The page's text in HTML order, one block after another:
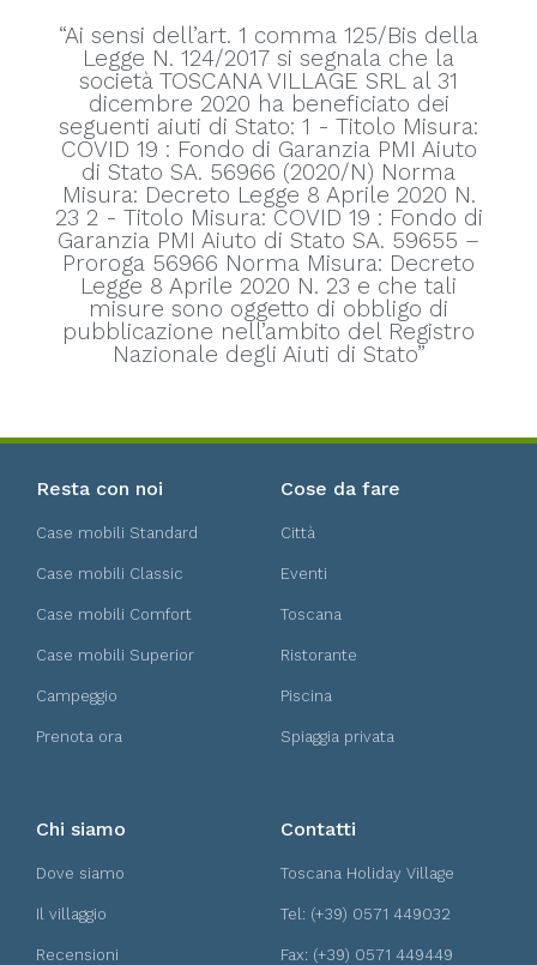
“Ai sensi dell’art. 1 comma 125/Bis della
Legge N. 124/2017 si segnala che la
società TOSCANA VILLAGE SRL al 31
dicembre 2020 ha beneficiato dei
seguenti aiuti di Stato: 1 - Titolo Misura:
COVID 19 : Fondo di Garanzia PMI Aiuto
di Stato SA. 56966 (2020/N) Norma
Misura: Decreto Legge 8 Aprile 2020 N.
23 2 - Titolo Misura: COVID 19 : Fondo di
Garanzia PMI Aiuto di Stato SA. 59655 –
Proroga 56966 Norma Misura: Decreto
Legge 8 Aprile 2020 N. 23 e che tali
misure sono oggetto di obbligo di
pubblicazione nell’ambito del Registro
Nazionale degli Aiuti di Stato”
Resta con noi
Case mobili Standard
Case mobili Classic
Case mobili Comfort
Case mobili Superior
Campeggio
Prenota ora
Cose da fare
Città
Eventi
Toscana
Ristorante
Piscina
Spiaggia privata
Chi siamo
Dove siamo
Il villaggio
Recensioni
Contatti
Toscana Holiday Village
Tel: (+39) 0571 449032
Fax: (+39) 0571 449449